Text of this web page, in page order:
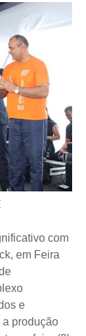
com
em Feira
e
produção